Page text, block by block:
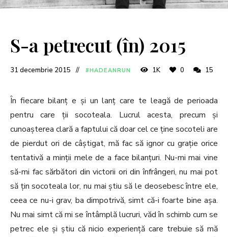
S-a petrecut (în) 2015
31 decembrie 2015 #HADEANRUN 1K 0 15
În fiecare bilanț e și un lanț care te leagă de perioada
pentru care ții socoteala. Lucrul acesta, precum și
cunoașterea clară a faptului că doar cel ce ține socoteli are
de pierdut ori de câștigat, mă fac să ignor cu grație orice
tentativă a minții mele de a face bilanțuri. Nu-mi mai vine
să-mi fac sărbători din victorii ori din înfrângeri, nu mai pot
să țin socoteala lor, nu mai știu să le deosebesc între ele,
ceea ce nu-i grav, ba dimpotrivă, simt că-i foarte bine așa.
Nu mai simt că mi se întâmplă lucruri, văd în schimb cum se
petrec ele și știu că nicio experiență care trebuie să mă